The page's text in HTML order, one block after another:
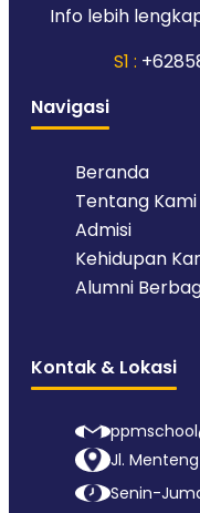
Info lebih
S1 :
Navigasi
Beranda
Tentang Kami
Admisi
Kehidupan
Alumni
Kontak & Lokasi
Jl.
Senin-